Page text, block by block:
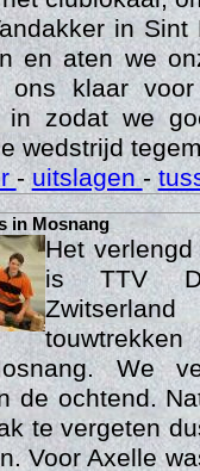
in
en aten we
ons klaar
in zodat we
wedstrijd
-uitslagen-
in Mosnang
Het
is TTV
We
de ochtend.
te vergeten
Voor Axelle